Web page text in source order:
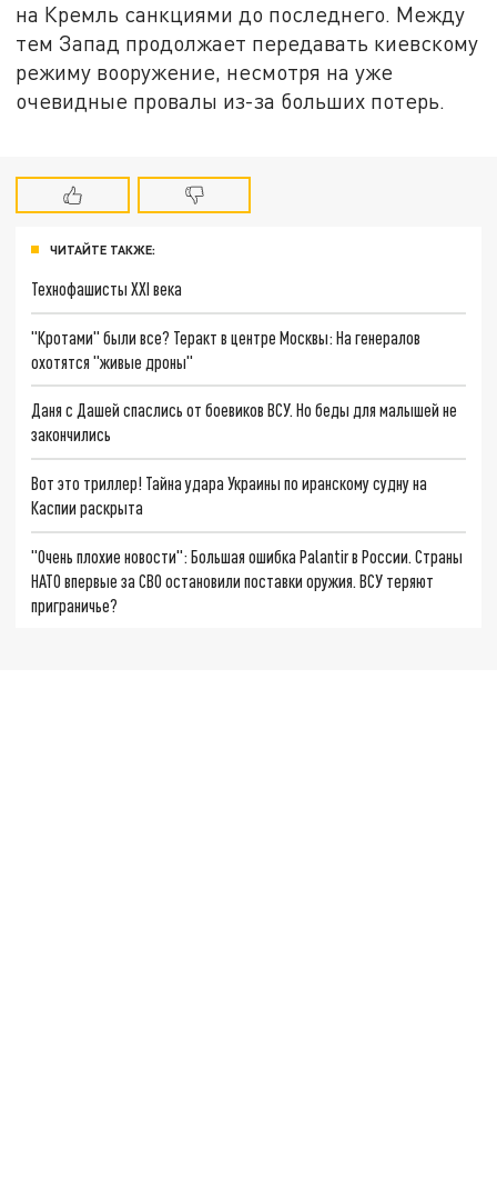
на Кремль санкциями до последнего. Между
тем Запад продолжает передавать киевскому
режиму вооружение, несмотря на уже
очевидные провалы из-за больших потерь.
ЧИТАЙТЕ ТАКЖЕ:
Технофашисты XXI века
"Кротами" были все? Теракт в центре Москвы: На генералов
охотятся "живые дроны"
Даня с Дашей спаслись от боевиков ВСУ. Но беды для малышей не
закончились
Вот это триллер! Тайна удара Украины по иранскому судну на
Каспии раскрыта
"Очень плохие новости": Большая ошибка Palantir в России. Страны
НАТО впервые за СВО остановили поставки оружия. ВСУ теряют
приграничье?